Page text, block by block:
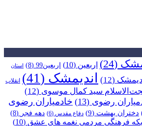
(24) اربعین (10) اربعین99 (8) استان
(12) اندیمشک (41)
انقلاب
سید کمال موسوی (12)
رضوی (13)
خادمیاران رضوی
دختران بهشت (9) دفاع مقدس (6) دهه فجر (8)
فرهنگی مردمی نغمه های عشق (10)